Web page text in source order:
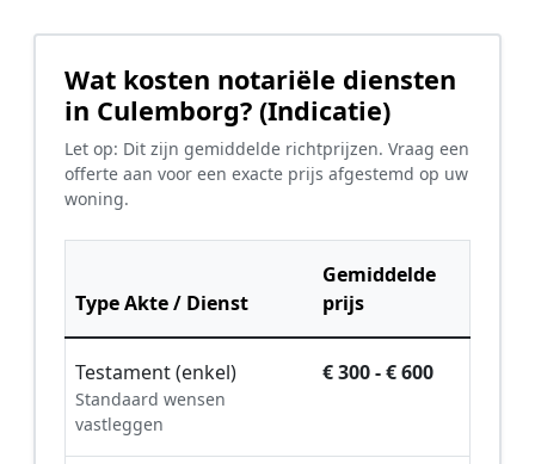
Wat kosten notariële diensten
in Culemborg? (Indicatie)
Let op: Dit zijn gemiddelde richtprijzen. Vraag een
offerte aan voor een exacte prijs afgestemd op uw
woning.
Type Akte / Dienst
Gemiddelde
prijs
Testament (enkel)
Standaard wensen
vastleggen
€ 300 - € 600